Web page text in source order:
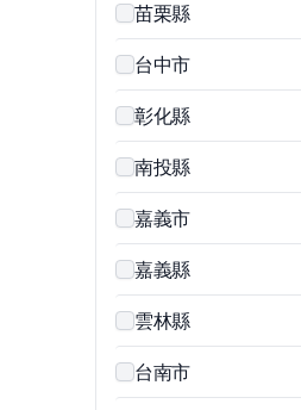
苗栗縣
台中市
彰化縣
南投縣
嘉義市
嘉義縣
雲林縣
台南市